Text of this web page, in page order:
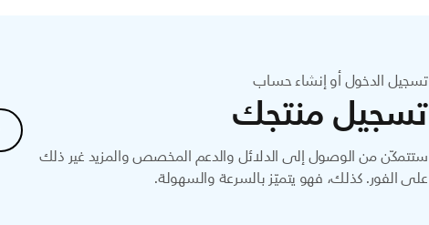
تسجيل الدخول أو إنشاء حساب
تسجيل منتجك
ستتمكّن من الوصول إلى الدلائل والدعم المخصص والمزيد غير ذلك
على الفور. كذلك، فهو يتميّز بالسرعة والسهولة.